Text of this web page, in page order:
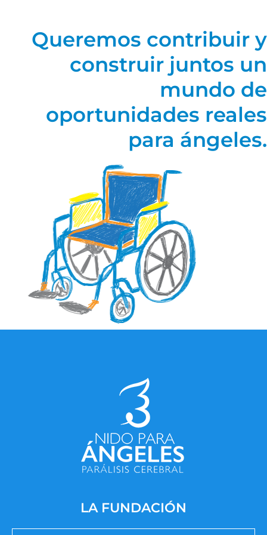
Queremos contribuir y
construir juntos un
mundo de
oportunidades reales
para ángeles.
LA FUNDACIÓN